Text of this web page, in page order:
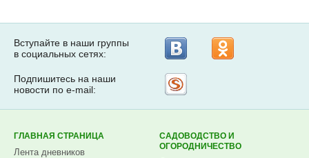
Вступайте в наши группы
в социальных сетях:
Подпишитесь на наши
новости по e-mail:
ГЛАВНАЯ СТРАНИЦА
Лента дневников
САДОВОДСТВО И
ОГОРОДНИЧЕСТВО